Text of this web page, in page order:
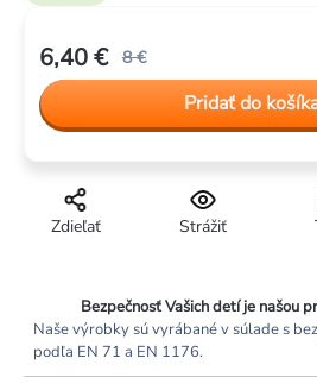
Strážiť
Zdieľať
8 €
6,40 €
Jednotková
cena:
Pridať do
Bezpečnosť Vašich detí je našou
Naše výrobky sú vyrábané v súlade s
podľa EN 71 a EN 1176.